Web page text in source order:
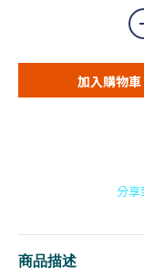
加入購物車
分享
商品描述